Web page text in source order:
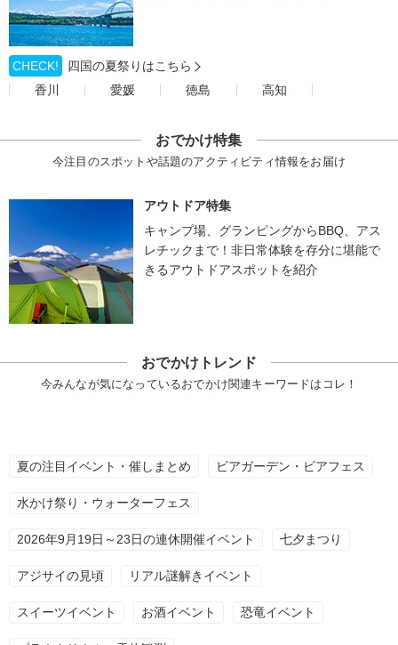
CHECK!
四国の夏祭りはこちら
香川
愛媛 徳島 高知
おでかけ特集
今注目のスポットや話題のアクティビティ情報をお届け
アウトドア特集
キャンプ場、グランピングからBBQ、アス
レチックまで！非日常体験を存分に堪能で
きるアウトドアスポットを紹介
おでかけトレンド
今みんなが気になっているおでかけ関連キーワードはコレ！
夏の注目イベント・催しまとめ ビアガーデン・ビアフェス
水かけ祭り・ウォーターフェス
2026年9月19日～23日の連休開催イベント 七夕まつり
アジサイの見頃 リアル謎解きイベント
スイーツイベント お酒イベント 恐竜イベント